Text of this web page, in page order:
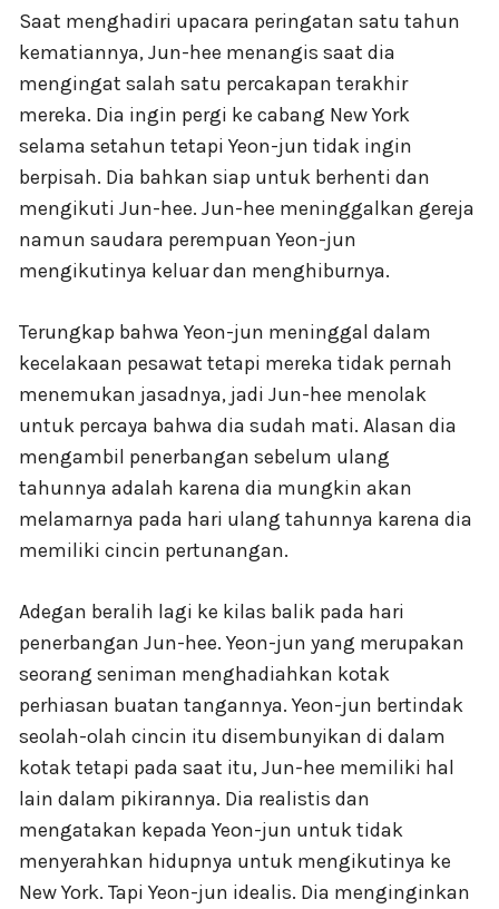
Saat menghadiri upacara peringatan satu tahun
kematiannya, Jun-hee menangis saat dia
mengingat salah satu percakapan terakhir
mereka. Dia ingin pergi ke cabang New York
selama setahun tetapi Yeon-jun tidak ingin
berpisah. Dia bahkan siap untuk berhenti dan
mengikuti Jun-hee. Jun-hee meninggalkan gereja
namun saudara perempuan Yeon-jun
mengikutinya keluar dan menghiburnya.
Terungkap bahwa Yeon-jun meninggal dalam
kecelakaan pesawat tetapi mereka tidak pernah
menemukan jasadnya, jadi Jun-hee menolak
untuk percaya bahwa dia sudah mati. Alasan dia
mengambil penerbangan sebelum ulang
tahunnya adalah karena dia mungkin akan
melamarnya pada hari ulang tahunnya karena dia
memiliki cincin pertunangan.
Adegan beralih lagi ke kilas balik pada hari
penerbangan Jun-hee. Yeon-jun yang merupakan
seorang seniman menghadiahkan kotak
perhiasan buatan tangannya. Yeon-jun bertindak
seolah-olah cincin itu disembunyikan di dalam
kotak tetapi pada saat itu, Jun-hee memiliki hal
lain dalam pikirannya. Dia realistis dan
mengatakan kepada Yeon-jun untuk tidak
menyerahkan hidupnya untuk mengikutinya ke
New York. Tapi Yeon-jun idealis. Dia menginginkan